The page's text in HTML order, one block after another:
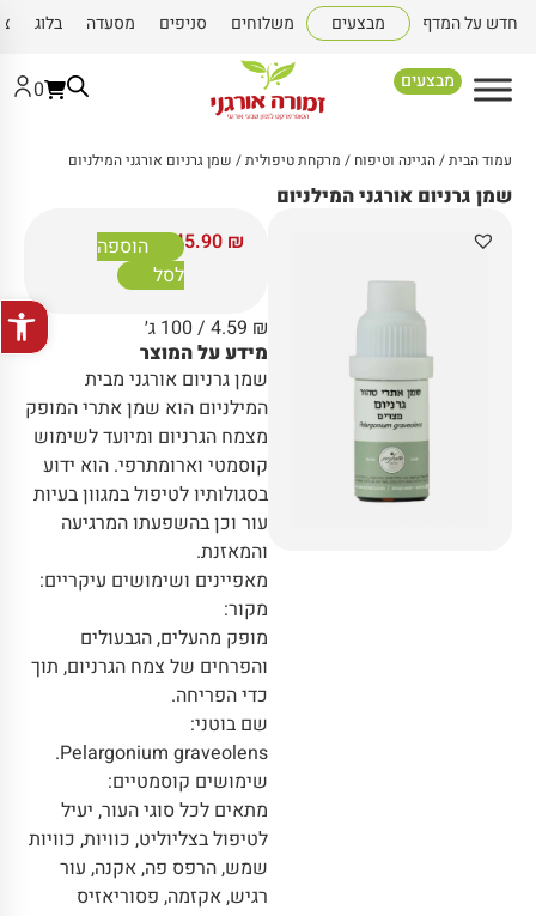
פתח
חדש על המדף מבצעים משלוחים סניפים מסעדה בלוג
מבצעים 0
עמוד הבית/הגיינה וטיפוח / מרקחת טיפולית/ שמן גרניום אורגני המילניום
שמן גרניום אורגני המילניום
45.90 ₪
הוספה
לסל
4.59 ₪
/ 100 ג׳
מידע על המוצר
שמן גרניום אורגני מבית
המילניום הוא שמן אתרי המופק
מצמח הגרניום ומיועד לשימוש
קוסמטי וארומתרפי. הוא ידוע
בסגולותיו לטיפול במגוון בעיות
עור וכן בהשפעתו המרגיעה
והמאזנת.
מאפיינים ושימושים עיקריים:
מקור:
מופק מהעלים, הגבעולים
והפרחים של צמח הגרניום, תוך
כדי הפריחה.
שם בוטני:
Pelargonium graveolens.
שימושים קוסמטיים:
מתאים לכל סוגי העור, יעיל
לטיפול בצליוליט, כוויות, כוויות
שמש, הרפס פה, אקנה, עור
רגיש, אקזמה, פסוריאזיס